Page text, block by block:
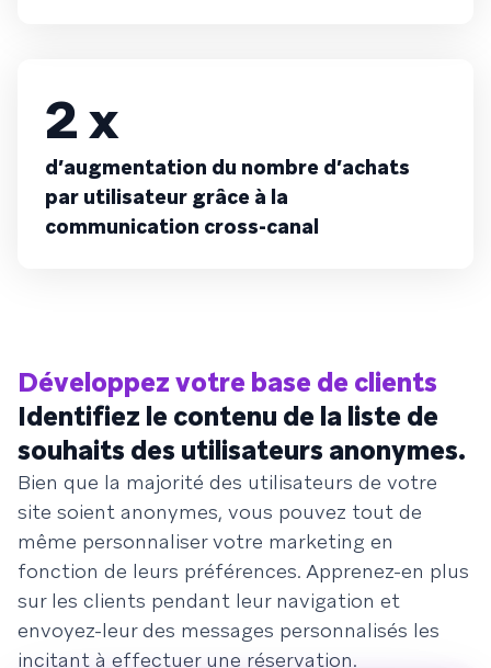
2 x
d’augmentation du nombre d’achats
par utilisateur grâce à la
communication cross-canal
Développez votre base de clients
Identifiez le contenu de la liste de
souhaits des utilisateurs anonymes.
Bien que la majorité des utilisateurs de votre
site soient anonymes, vous pouvez tout de
même personnaliser votre marketing en
fonction de leurs préférences. Apprenez-en plus
sur les clients pendant leur navigation et
envoyez-leur des messages personnalisés les
incitant à effectuer une réservation.